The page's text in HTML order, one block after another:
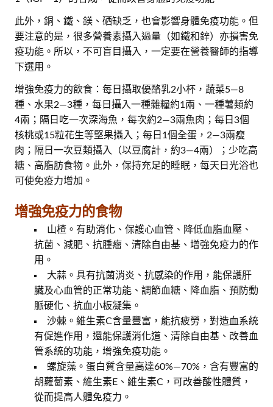
此外，銅、鐵、鎂、硒缺乏，也會影響身體免疫功能。但
要注意的是，很多營養素攝入過量（如鐵和鋅）亦損害免
疫功能。所以，不可盲目攝入，一定要在營養醫師的指導
下選用。
增強免疫力的飲食：每日攝取優酪乳2小杯，蔬菜5—8
種、水果2—3種，每日攝入一種雜糧約1兩、一種薯類約
4兩；隔日吃一次深海魚，每次約2—3兩魚肉；每日3個
核桃或15粒花生等堅果攝入；每日1個全蛋，2—3兩瘦
肉；隔日一次豆類攝入（以豆腐計，約3—4兩）；少吃高
糖、高脂肪食物。此外，保持充足的睡眠，每天日光浴也
可使免疫力增加。
增強免疫力的食物
山楂。有助消化、保護心血管、降低血脂血壓、
抗菌、減肥、抗腫瘤、清除自由基、增強免疫力的作
用。
大蒜。具有抗菌消炎、抗感染的作用，能保護肝
臟及心血管的正常功能、調節血糖、降血脂、預防動
脈硬化、抗血小板凝集。
沙棘。維生素C含量豐富，能抗疲勞，對造血系統
有促進作用，還能保護消化道、清除自由基、改善血
管系統的功能，增強免疫功能。
螺旋藻。蛋白質含量高達60%—70%，含有豐富的
胡蘿蔔素、維生素E、維生素C，可改善酸性體質，
從而提高人體免疫力。